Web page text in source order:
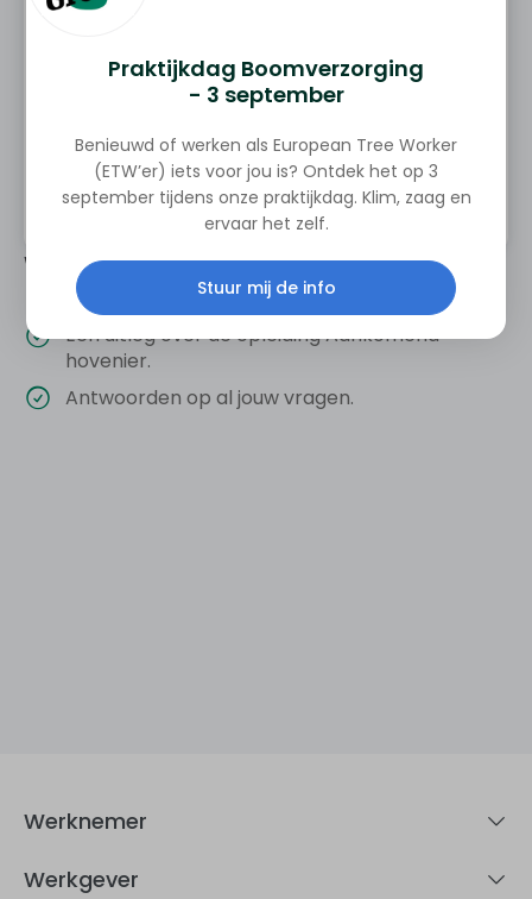
Verzenden
Wat kun je verwachten?
Persoonlijk advies afgestemd op jouw situatie.
Een uitleg over de opleiding Aankomend
hovenier.
Antwoorden op al jouw vragen.
Werknemer
Werkgever
Praktijkdag Boomverzorging
- 3 september
Benieuwd of werken als European Tree Worker
(ETW’er) iets voor jou is? Ontdek het op 3
september tijdens onze praktijkdag. Klim, zaag en
ervaar het zelf.
Stuur mij de info